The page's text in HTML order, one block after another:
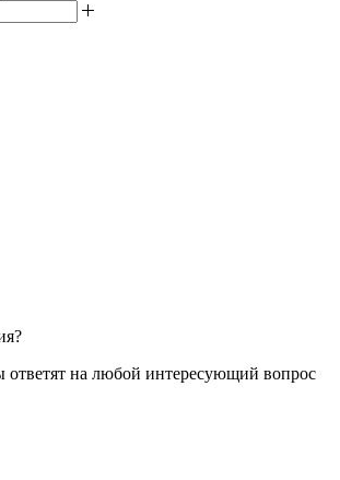
на любой интересующий вопрос